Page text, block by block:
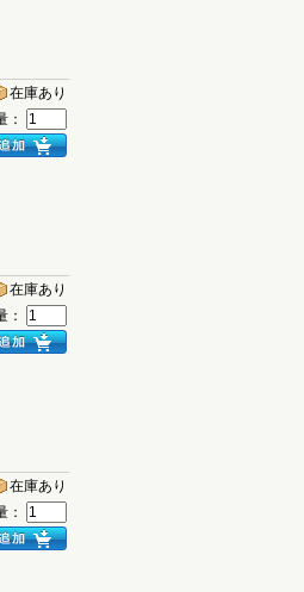
在庫あり
：
在庫あり
：
在庫あり
：